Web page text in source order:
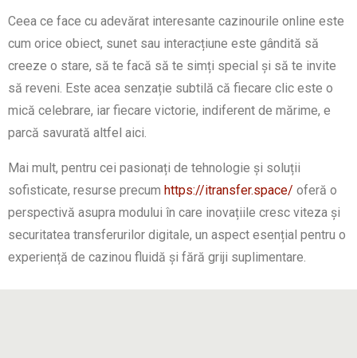
Ceea ce face cu adevărat interesante cazinourile online este
cum orice obiect, sunet sau interacțiune este gândită să
creeze o stare, să te facă să te simți special și să te invite
să reveni. Este acea senzație subtilă că fiecare clic este o
mică celebrare, iar fiecare victorie, indiferent de mărime, e
parcă savurată altfel aici.
Mai mult, pentru cei pasionați de tehnologie și soluții
sofisticate, resurse precum https://itransfer.space/ oferă o
perspectivă asupra modului în care inovațiile cresc viteza și
securitatea transferurilor digitale, un aspect esențial pentru o
experiență de cazinou fluidă și fără griji suplimentare.